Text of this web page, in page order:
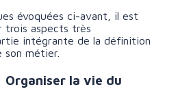
évoquées ci-avant, il est
trois aspects très
intégrante de la définition
son métier.
Organiser la vie du